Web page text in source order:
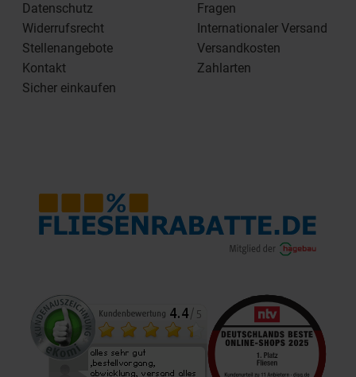
Datenschutz
Widerrufsrecht
Stellenangebote
Kontakt
Sicher einkaufen
Fragen
Internationaler Versand
Versandkosten
Zahlarten